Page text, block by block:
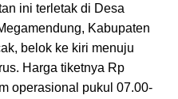
ini terletak di Desa
Kabupaten
belok ke kiri menuju
Harga tiketnya Rp
operasional pukul 07.00-